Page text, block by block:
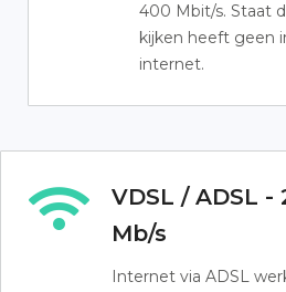
400 Mbit/s. Staat
kijken heeft geen
internet.
VDSL / ADSL -
Mb/s
Internet via ADSL